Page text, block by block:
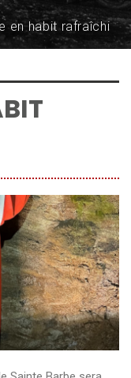
en habit rafraîchi